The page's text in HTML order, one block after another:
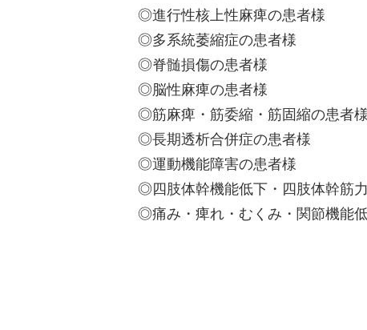
◎進行性核上性麻痺の患者様
◎多系統萎縮症の患者様
◎脊髄損傷の患者様
◎脳性麻痺の患者様
◎筋麻痺・筋委縮・筋固縮の患者様
◎長期透析合併症の患者様
◎運動機能障害の患者様
◎四肢体幹機能低下・四肢体幹筋
◎痛み・痺れ・むくみ・関節機能